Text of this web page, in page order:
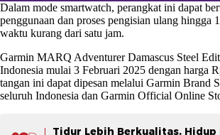
Dalam mode smartwatch, perangkat ini dapat
penggunaan dan proses pengisian ulang hingga
waktu kurang dari satu jam.
Garmin MARQ Adventurer Damascus Steel
Indonesia mulai 3 Februari 2025 dengan harga
tangan ini dapat dipesan melalui Garmin Brand
seluruh Indonesia dan Garmin Official Online
Tidur Lebih Berkualitas,